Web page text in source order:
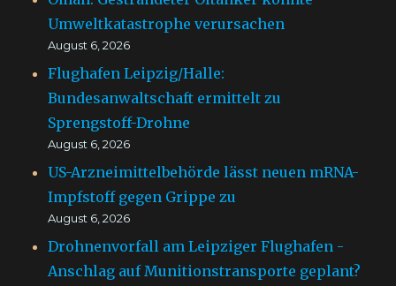
Umweltkatastrophe verursachen
August 6, 2026
Flughafen Leipzig/Halle:
Bundesanwaltschaft ermittelt zu
Sprengstoff-Drohne
August 6, 2026
US-Arzneimittelbehörde lässt neuen mRNA-
Impfstoff gegen Grippe zu
August 6, 2026
Drohnenvorfall am Leipziger Flughafen -
Anschlag auf Munitionstransporte geplant?